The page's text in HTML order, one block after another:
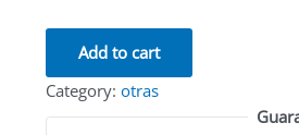
Add to cart
Category:otras